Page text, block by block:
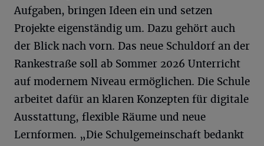
Aufgaben, bringen Ideen ein und setzen
Projekte eigenständig um. Dazu gehört auch
der Blick nach vorn. Das neue Schuldorf an der
Rankestraße soll ab Sommer 2026 Unterricht
auf modernem Niveau ermöglichen. Die Schule
arbeitet dafür an klaren Konzepten für digitale
Ausstattung, flexible Räume und neue
Lernformen. „Die Schulgemeinschaft bedankt